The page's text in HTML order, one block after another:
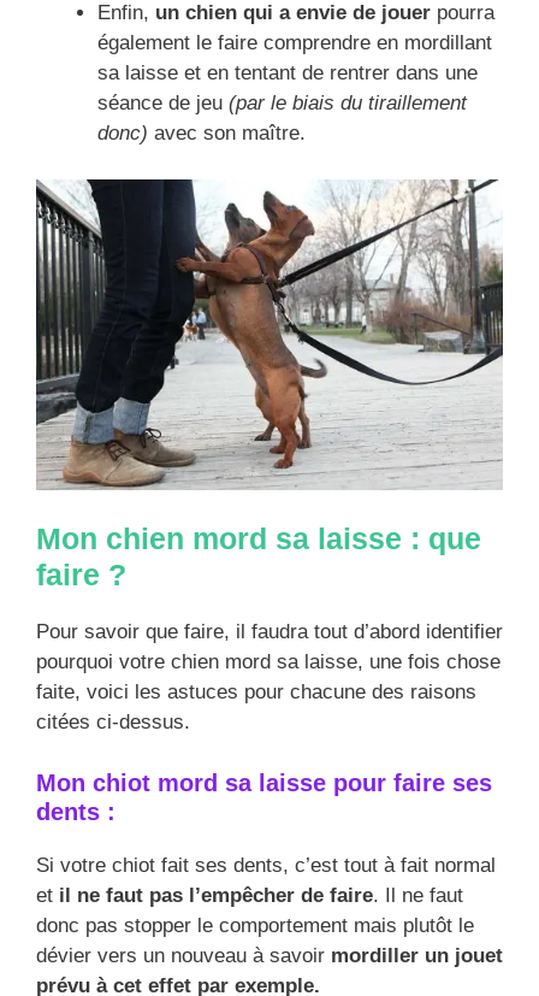
Enfin, un chien qui a envie de jouer pourra
également le faire comprendre en mordillant
sa laisse et en tentant de rentrer dans une
séance de jeu (par le biais du tiraillement
donc) avec son maître.
Mon chien mord sa laisse : que
faire ?
Pour savoir que faire, il faudra tout d’abord identifier
pourquoi votre chien mord sa laisse, une fois chose
faite, voici les astuces pour chacune des raisons
citées ci-dessus.
Mon chiot mord sa laisse pour faire ses
dents :
Si votre chiot fait ses dents, c’est tout à fait normal
et il ne faut pas l’empêcher de faire. Il ne faut
donc pas stopper le comportement mais plutôt le
dévier vers un nouveau à savoir mordiller un jouet
prévu à cet effet par exemple.